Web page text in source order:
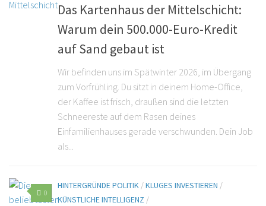
Das Kartenhaus der Mittelschicht:
Warum dein 500.000-Euro-Kredit
auf Sand gebaut ist
Wir befinden uns im Spätwinter 2026, im Übergang
zum Vorfrühling. Du sitzt in deinem Home-Office,
der Kaffee ist frisch, draußen sind die letzten
Schneereste auf dem Rasen deines
Einfamilienhauses gerade verschwunden. Dein Job
als...
0
HINTERGRÜNDE POLITIK /KLUGES INVESTIEREN /
KÜNSTLICHE INTELLIGENZ /